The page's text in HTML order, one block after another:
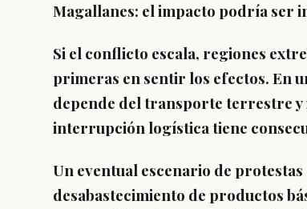
Magallanes: el impacto podría ser
Si el conflicto escala, regiones
primeras en sentir los efectos. En
depende del transporte terrestre
interrupción logística tiene
Un eventual escenario de
desabastecimiento de productos